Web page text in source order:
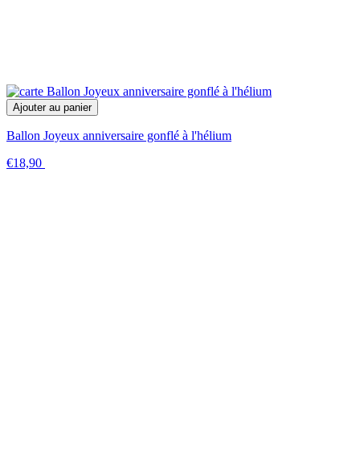
Ajouter au panier
Ballon Joyeux anniversaire gonflé à l'hélium
€18,90